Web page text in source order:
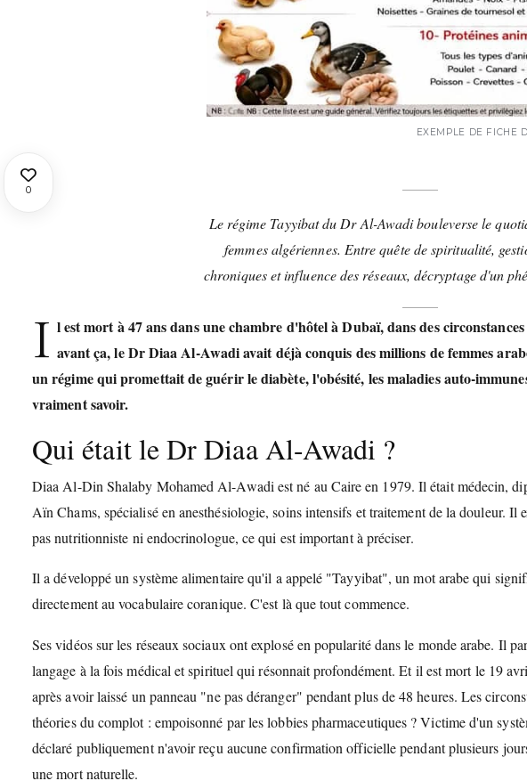
0
EXEMPLE DE FICHE
Le régime Tayyibat du Dr Al-Awadi bouleverse le
femmes algériennes. Entre quête de spiritualité,
chroniques et influence des réseaux, décryptage d'un
I l est mort à 47 ans dans une chambre d'hôtel à Dubaï, dans des
avant ça, le Dr Diaa Al-Awadi avait déjà conquis des millions de femmes
un régime qui promettait de guérir le diabète, l'obésité, les maladies auto-
vraiment savoir.
Qui était le Dr Diaa Al-Awadi ?
Diaa Al-Din Shalaby Mohamed Al-Awadi est né au Caire en 1979. Il était médecin,
Aïn Chams, spécialisé en anesthésiologie, soins intensifs et traitement de la douleur.
pas nutritionniste ni endocrinologue, ce qui est important à préciser.
Il a développé un système alimentaire qu'il a appelé "Tayyibat", un mot arabe qui
directement au vocabulaire coranique. C'est là que tout commence.
Ses vidéos sur les réseaux sociaux ont explosé en popularité dans le monde arabe. Il
langage à la fois médical et spirituel qui résonnait profondément. Et il est mort le 19
après avoir laissé un panneau "ne pas déranger" pendant plus de 48 heures. Les
théories du complot : empoisonné par les lobbies pharmaceutiques ? Victime d'un
déclaré publiquement n'avoir reçu aucune confirmation officielle pendant plusieurs
une mort naturelle.